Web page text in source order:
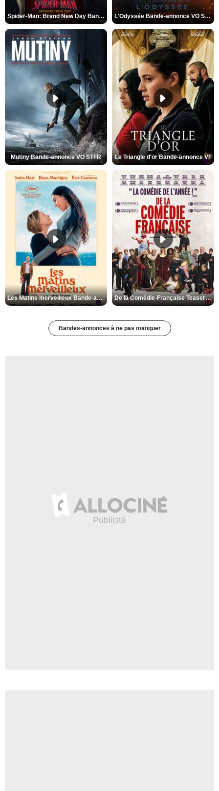
Spider-Man: Brand New Day Bande-annonce VO STFR L'Odyssée Bande-annonce VO STFR
Mutiny Bande-annonce VO STFR Le Triangle d'or Bande-annonce VF
Les Matins merveilleux Bande-annonce VF De la Comédie-Française Teaser VF
Bandes-annonces à ne pas manquer